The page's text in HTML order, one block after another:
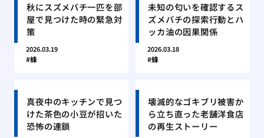
秋にスズメバチ一匹を部
屋で見つけた時の緊急対
策
2026.03.19
蜂
未知の匂いを確認するス
ズメバチの探索行動とハ
ッカ油の因果関係
2026.03.18
蜂
真夜中のキッチンで見つ
けた茶色の小豆が招いた
恐怖の連鎖
壊滅的なゴキブリ被害か
ら立ち直った老舗洋食店
の再生ストーリー